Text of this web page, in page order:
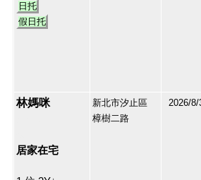
日托
假日托
林媽咪
居家在宅
新北市汐止區
樟樹二路
2026/8/